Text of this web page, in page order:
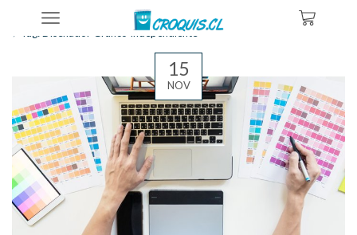
Posts Tagged "diseñador Gráfico Independiente"
Tag: Diseñador Gráfico Independiente
15
NOV